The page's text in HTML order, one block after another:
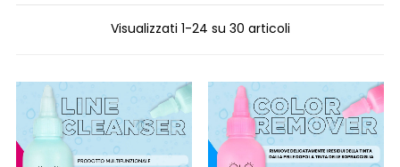
Visualizzati 1-24 su 30 articoli